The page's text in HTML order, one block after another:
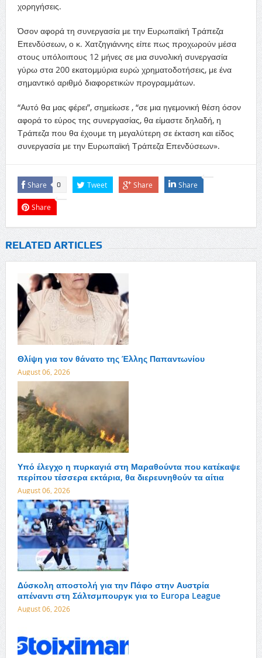
χορηγήσεις.
Όσον αφορά τη συνεργασία με την Ευρωπαϊκή Τράπεζα
Επενδύσεων, ο κ. Χατζηγιάννης είπε πως προχωρούν μέσα
στους υπόλοιπους 12 μήνες σε μια συνολική συνεργασία
γύρω στα 200 εκατομμύρια ευρώ χρηματοδοτήσεις, με ένα
σημαντικό αριθμό διαφορετικών προγραμμάτων.
“Αυτό θα μας φέρει”, σημείωσε , “σε μια ηγεμονική θέση όσον
αφορά το εύρος της συνεργασίας, θα είμαστε δηλαδή, η
Τράπεζα που θα έχουμε τη μεγαλύτερη σε έκταση και είδος
συνεργασία με την Ευρωπαϊκή Τράπεζα Επενδύσεων».
Share 0 Tweet Share Share
Share
RELATED ARTICLES
Θλίψη για τον θάνατο της Έλλης Παπαντωνίου
August 06, 2026
Υπό έλεγχο η πυρκαγιά στη Μαραθούντα που κατέκαψε
περίπου τέσσερα εκτάρια, θα διερευνηθούν τα αίτια
August 06, 2026
Δύσκολη αποστολή για την Πάφο στην Αυστρία
απέναντι στη Σάλτσμπουργκ για το Europa League
August 06, 2026